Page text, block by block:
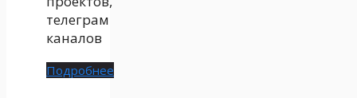
телеграм
каналов
Подробнее